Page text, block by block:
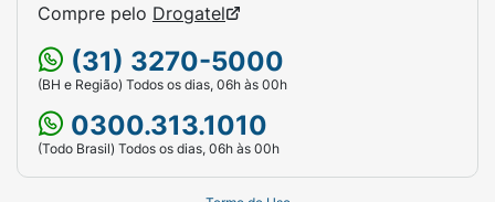
Compre pelo Drogatel
(31) 3270-5000
(BH e Região) Todos os dias, 06h às 00h
0300.313.1010
(Todo Brasil) Todos os dias, 06h às 00h